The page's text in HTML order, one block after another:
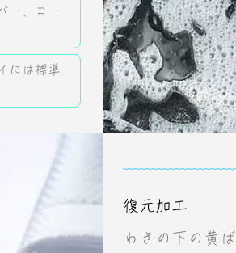
ー、コー
には標準
復元加工
わきの下の黄ば